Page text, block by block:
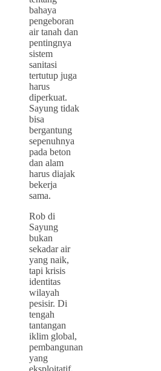
bahaya
pengeboran
air tanah dan
pentingnya
sistem
sanitasi
tertutup juga
harus
diperkuat.
Sayung tidak
bisa
bergantung
sepenuhnya
pada beton
dan alam
harus diajak
bekerja
sama.
Rob di
Sayung
bukan
sekadar air
yang naik,
tapi krisis
identitas
wilayah
pesisir. Di
tengah
tantangan
iklim global,
pembangunan
yang
eksploitatif,